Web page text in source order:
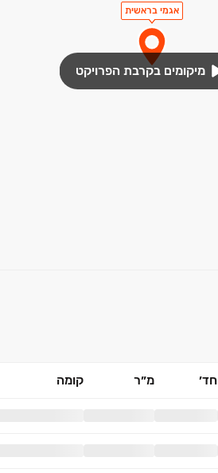
אגמי בראשית
מיקומים בקרבת הפרויקט
חד׳ מ״ר קומה